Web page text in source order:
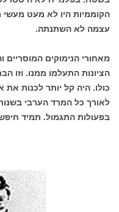
הקוממיות היו לא מעט מעשי
עצמה לא השתנתה.
מאחורי הנימוקים
הציונות התעלמו ממנו. וזו
כולו. היה קל יותר לכנות את
לאורך כל המרד הערבי
בפעולות התגמול. תמיד